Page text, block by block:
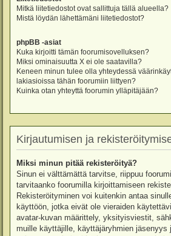
Mitkä liitetiedostot ovat sallittuja tällä alueella?
Mistä löydän lähettämäni liitetiedostot?
phpBB -asiat
Kuka kirjoitti tämän foorumisovelluksen?
Miksi ominaisuutta X ei ole saatavilla?
Keneen minun tulee olla yhteydessä
lakiasioissa tähän foorumiin liittyen?
Kuinka otan yhteyttä foorumin ylläpitäjään?
Kirjautumisen ja
Miksi minun pitää rekisteröityä?
Sinun ei välttämättä tarvitse, riippuu
tarvitaanko foorumilla kirjoittamiseen
Rekisteröityminen voi kuitenkin antaa
käyttöön, jotka eivät ole vieraiden
avatar-kuvan määrittely, yksityisviestit,
muille käyttäjille, käyttäjäryhmien jäsenyys